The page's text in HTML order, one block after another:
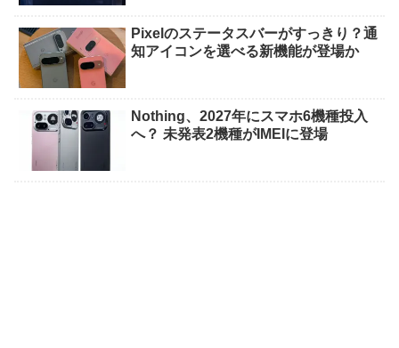
Pixelのステータスバーがすっきり？通
知アイコンを選べる新機能が登場か
Nothing、2027年にスマホ6機種投入
へ？ 未発表2機種がIMEIに登場